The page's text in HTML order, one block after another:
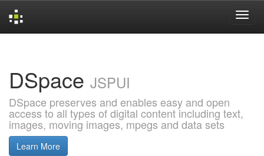
DSpace JSPUI
DSpace preserves and enables easy and open
access to all types of digital content including text,
images, moving images, mpegs and data sets
Learn More